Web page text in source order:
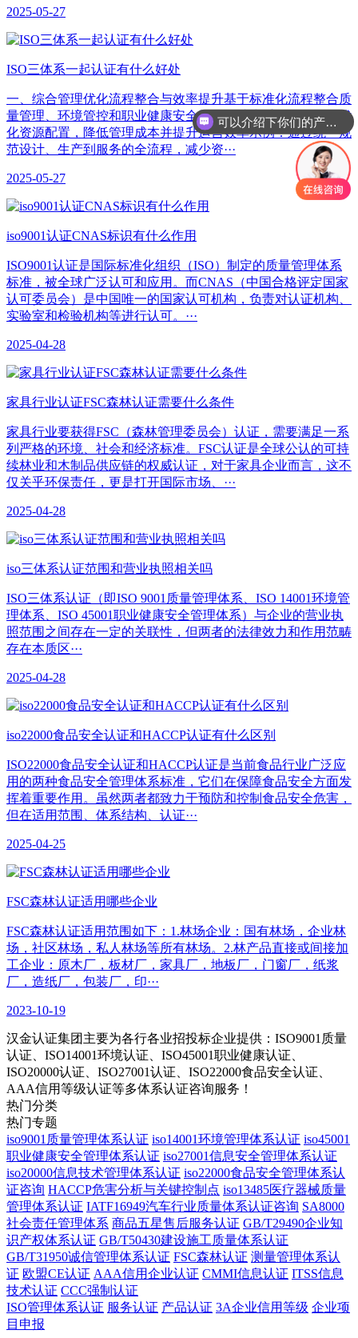
2025-05-27
​ISO三体系一起认证有什么好处
一、综合管理优化‌流程整合与效率提升‌基于标准化流程整合质
量管理、环境管控和职业健康安全管理，减少重复性工作，优
化资源配置，降低管理成本并提升运营效率示例：通过统一规
范设计、生产到服务的全流程，减少资···
2025-05-27
iso9001认证CNAS标识有什么作用
ISO9001认证是国际标准化组织（ISO）制定的质量管理体系
标准，被全球广泛认可和应用。而CNAS（中国合格评定国家
认可委员会）是中国唯一的国家认可机构，负责对认证机构、
实验室和检验机构等进行认可。···
2025-04-28
家具行业认证FSC森林认证需要什么条件
家具行业要获得FSC（森林管理委员会）认证，需要满足一系
列严格的环境、社会和经济标准。FSC认证是全球公认的可持
续林业和木制品供应链的权威认证，对于家具企业而言，这不
仅关乎环保责任，更是打开国际市场、···
2025-04-28
iso三体系认证范围和营业执照相关吗
ISO三体系认证（即ISO 9001质量管理体系、ISO 14001环境管
理体系、ISO 45001职业健康安全管理体系）与企业的营业执
照范围之间存在一定的关联性，但两者的法律效力和作用范畴
存在本质区···
2025-04-28
iso22000食品安全认证和HACCP认证有什么区别
ISO22000食品安全认证和HACCP认证是当前食品行业广泛应
用的两种食品安全管理体系标准，它们在保障食品安全方面发
挥着重要作用。虽然两者都致力于预防和控制食品安全危害，
但在适用范围、体系结构、认证···
2025-04-25
​FSC森林认证适用哪些企业
FSC森林认证适用范围如下：1.林场企业：国有林场，企业林
场，社区林场，私人林场等所有林场。2.林产品直接或间接加
工企业：原木厂，板材厂，家具厂，地板厂，门窗厂，纸浆
厂，造纸厂，包装厂，印···
2023-10-19
汉金认证集团主要为各行各业招投标企业提供：ISO9001质量
认证、ISO14001环境认证、ISO45001职业健康认证、
ISO20000认证、ISO27001认证、ISO22000食品安全认证、
AAA信用等级认证等多体系认证咨询服务！
热门分类
热门专题
iso9001质量管理体系认证 iso14001环境管理体系认证 iso45001
职业健康安全管理体系认证 iso27001信息安全管理体系认证
iso20000信息技术管理体系认证 iso22000食品安全管理体系认
证咨询 HACCP危害分析与关键控制点 iso13485医疗器械质量
管理体系认证 IATF16949汽车行业质量体系认证咨询 SA8000
社会责任管理体系 商品五星售后服务认证 GB/T29490企业知
识产权体系认证 GB/T50430建设施工质量体系认证
GB/T31950诚信管理体系认证 FSC森林认证 测量管理体系认
证 欧盟CE认证 AAA信用企业认证 CMMI信息认证 ITSS信息
技术认证 CCC强制认证
ISO管理体系认证 服务认证 产品认证 3A企业信用等级 企业项
目申报
可以介绍下你们的产品么